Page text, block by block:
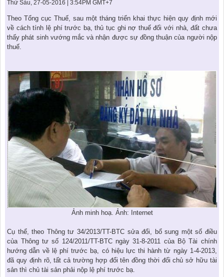
THÀNH ĐÔNG VỚI XÃ HÔI
BẮC
THƯ VIỆN PHÁP LUẬT
LIÊN HỆ & GIẢI ĐÁP
TIN TỨC CÔNG TY
TIN TỨC TỔNG HỢP
Thứ Sáu, 27-05-2016 | 3:54PM GMT+7
Theo Tổng cục Thuế, sau một tháng triển khai thực hiện quy định mới
về cách tính lệ phí trước bạ, thủ tục ghi nợ thuế đối với nhà, đất chưa
thấy phát sinh vướng mắc và nhận được sự đồng thuận của người nộp
thuế.
Ảnh minh hoạ. Ảnh: Internet
Cụ thể, theo Thông tư 34/2013/TT-BTC sửa đổi, bổ sung một số điều
của Thông tư số 124/2011/TT-BTC ngày 31-8-2011 của Bộ Tài chính
hướng dẫn về lệ phí trước bạ, có hiệu lực thi hành từ ngày 1-4-2013,
đã quy định rõ, tất cả trường hợp đổi tên đồng thời đổi chủ sở hữu tài
sản thì chủ tài sản phải nộp lệ phí trước bạ.